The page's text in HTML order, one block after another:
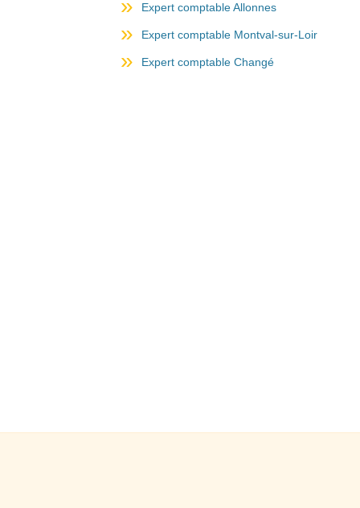
Expert comptable Allonnes
Expert comptable Montval-sur-Loir
Expert comptable Changé